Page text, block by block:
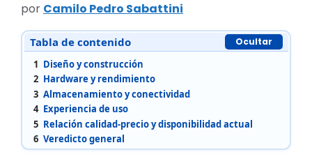
por Camilo Pedro Sabattini
Tabla de contenido Ocultar
1 Diseño y construcción
2 Hardware y rendimiento
3 Almacenamiento y conectividad
4 Experiencia de uso
5 Relación calidad-precio y disponibilidad actual
6 Veredicto general